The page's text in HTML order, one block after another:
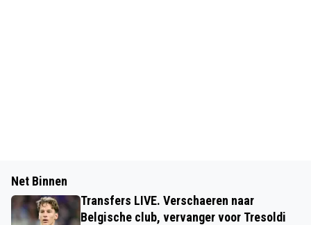
Net Binnen
Transfers LIVE. Verschaeren naar
Belgische club, vervanger voor Tresoldi